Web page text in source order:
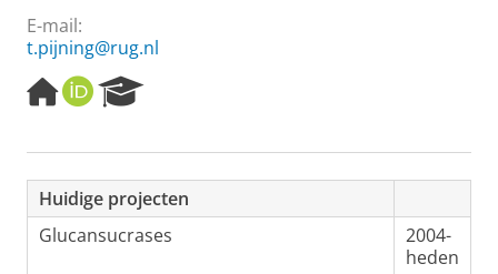
E-mail:
t.pijning@rug.nl
H
o
e
p
a
g
e
O
R
I
D
e
a
r
c
h
Huidige projecten
Glucansucrases
2004-
heden